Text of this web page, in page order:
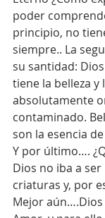
poder
principio, no
siempre.. La
su santidad:
tiene la belleza y
absolutamente
contaminado.
son la esencia
Y por último….
Dios no iba a
criaturas y, por
Mejor aún….Dios